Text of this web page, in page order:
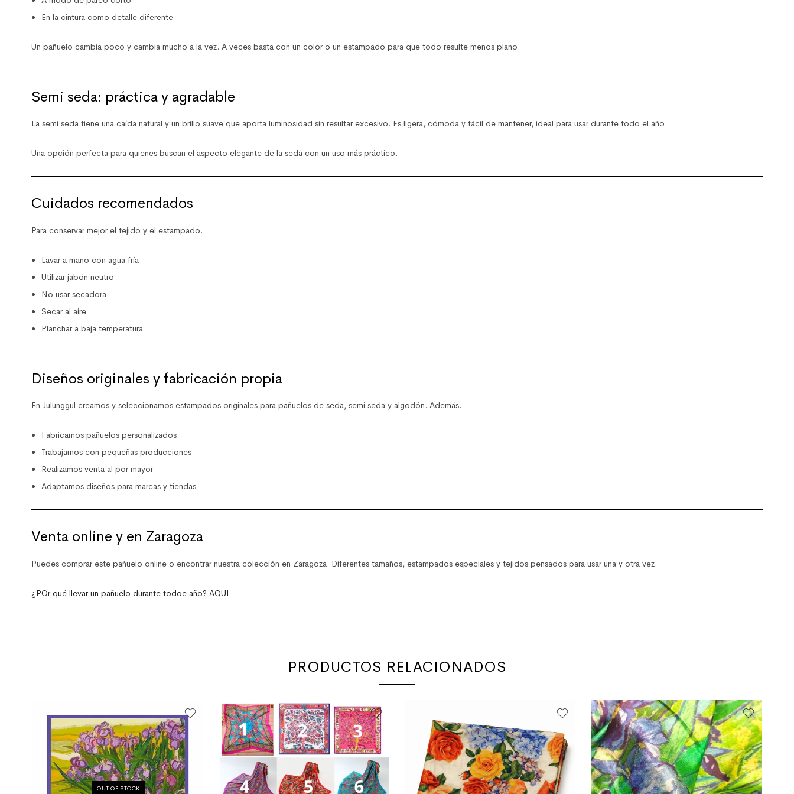
En la cintura como detalle diferente
Un pañuelo cambia poco y cambia mucho a la vez. A veces basta con un color o un estampado para que todo resulte menos plano.
Semi seda: práctica y agradable
La semi seda tiene una caída natural y un brillo suave que aporta luminosidad sin resultar excesivo. Es ligera, cómoda y fácil de mantener, ideal para usar durante todo el año.
Una opción perfecta para quienes buscan el aspecto elegante de la seda con un uso más práctico.
Cuidados recomendados
Para conservar mejor el tejido y el estampado:
Lavar a mano con agua fría
Utilizar jabón neutro
No usar secadora
Secar al aire
Planchar a baja temperatura
Diseños originales y fabricación propia
En Julunggul creamos y seleccionamos estampados originales para pañuelos de seda, semi seda y algodón. Además:
Fabricamos pañuelos personalizados
Trabajamos con pequeñas producciones
Realizamos venta al por mayor
Adaptamos diseños para marcas y tiendas
Venta online y en Zaragoza
Puedes comprar este pañuelo online o encontrar nuestra colección en Zaragoza. Diferentes tamaños, estampados especiales y tejidos pensados para usar una y otra vez.
¿POr qué llevar un pañuelo durante todoe año? AQUI
PRODUCTOS RELACIONADOS
OUT OF STOCK